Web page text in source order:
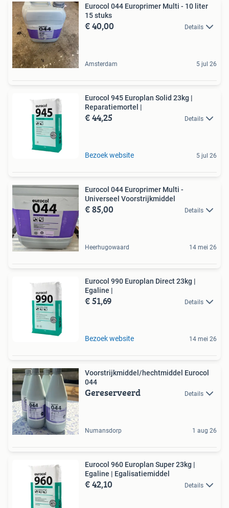
Eurocol 044 Europrimer Multi - 10 liter
15 stuks
€ 40,00 Details
Amsterdam 5 jul 26
Eurocol 945 Europlan Solid 23kg |
Reparatiemortel |
€ 44,25 Details
Bezoek website 5 jul 26
Eurocol 044 Europrimer Multi -
Universeel Voorstrijkmiddel
€ 85,00 Details
Heerhugowaard 14 mei 26
Eurocol 990 Europlan Direct 23kg |
Egaline |
€ 51,69 Details
Bezoek website 14 mei 26
Voorstrijkmiddel/hechtmiddel Eurocol
044
Gereserveerd Details
Numansdorp 1 aug 26
Eurocol 960 Europlan Super 23kg |
Egaline | Egalisatiemiddel
€ 42,10 Details